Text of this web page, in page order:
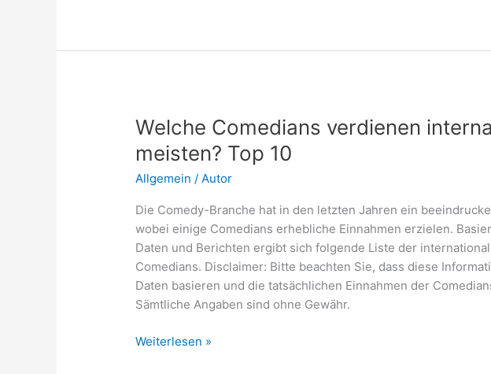
Welche Comedians verdienen
meisten? Top 10
Allgemein /Autor
Die Comedy-Branche hat in den letzten Jahren ein
wobei einige Comedians erhebliche Einnahmen erzielen.
Daten und Berichten ergibt sich folgende Liste der
Comedians. Disclaimer: Bitte beachten Sie, dass diese
Daten basieren und die tatsächlichen Einnahmen der
Sämtliche Angaben sind ohne Gewähr.
Welche
Weiterlesen »